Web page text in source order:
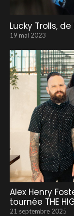
Lucky Trolls,
19 mai 2023
Alex Henry
tournée THE
21 septembre 2025